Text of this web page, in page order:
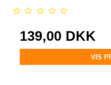
139,00 DKK
VIS